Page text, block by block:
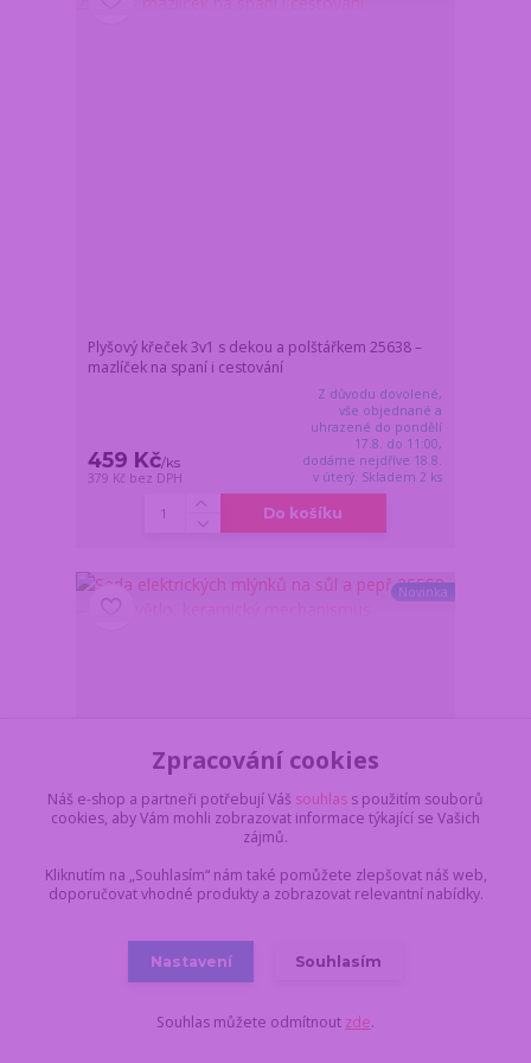
Plyšový křeček 3v1 s dekou a polštářkem 25638 –
mazlíček na spaní i cestování
459 Kč/ks
379 Kč bez DPH
Z důvodu dovolené,
vše objednané a
uhrazené do pondělí
17.8. do 11:00,
dodáme nejdříve 18.8.
v úterý. Skladem 2 ks
Do košíku
Novinka
Sada elektrických mlýnků na sůl a pepř 25558 – LED
vše objednané a
uhrazené do pondělí
Zpracování cookies
Náš e-shop a partneři potřebují Váš souhlas s použitím souborů
cookies, aby Vám mohli zobrazovat informace týkající se Vašich
zájmů.
Kliknutím na „Souhlasím“ nám také pomůžete zlepšovat náš web,
doporučovat vhodné produkty a zobrazovat relevantní nabídky.
Nastavení Souhlasím
Souhlas můžete odmítnout zde.